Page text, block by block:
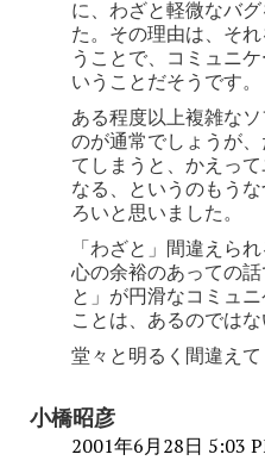
に、わざと軽微なバ
た。その理由は、そ
うことで、コミュニ
いうことだそうです。
ある程度以上複雑な
のが通常でしょうが
てしまうと、かえっ
なる、というのもう
ろいと思いました。
「わざと」間違えら
心の余裕のあっての
と」が円滑なコミュ
ことは、あるのではな
堂々と明るく間違えて
小橋昭彦
2001年6月28日 5:03